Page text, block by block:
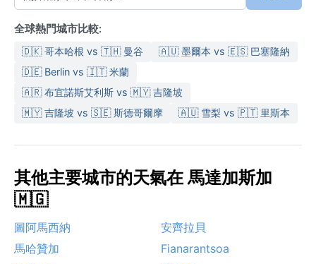
全球熱門城市比較:
🇩🇰 哥本哈根 vs 🇹🇭 曼谷
🇦🇺 墨爾本 vs 🇪🇸 巴塞隆納
🇩🇪 Berlin vs 🇮🇹 米蘭
🇦🇷 布宜諾斯艾利斯 vs 🇲🇾 吉隆坡
🇲🇾 吉隆坡 vs 🇸🇪 斯德哥爾摩
🇦🇺 雪梨 vs 🇵🇹 里斯本
其他主要城市的天氣在 馬達加斯加
🇲🇬
圖阿馬西納
安齊拉貝
馬哈贊加
Fianarantsoa